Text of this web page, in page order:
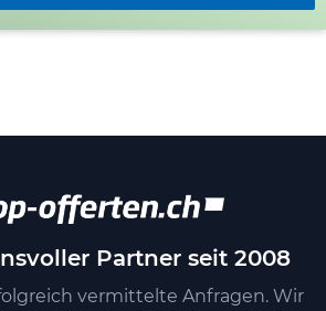
aufnehmen, um detaillierte
Partner seit 2008
vermittelte Anfragen. Wir